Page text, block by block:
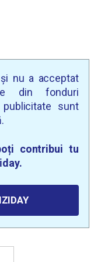
nu a acceptat
din fonduri
publicitate sunt
contribui tu